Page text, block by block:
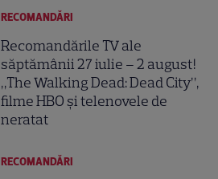
RECOMANDĂRI
Recomandările TV ale
săptămânii 27 iulie – 2 august!
„The Walking Dead: Dead City”,
filme HBO și telenovele de
neratat
RECOMANDĂRI